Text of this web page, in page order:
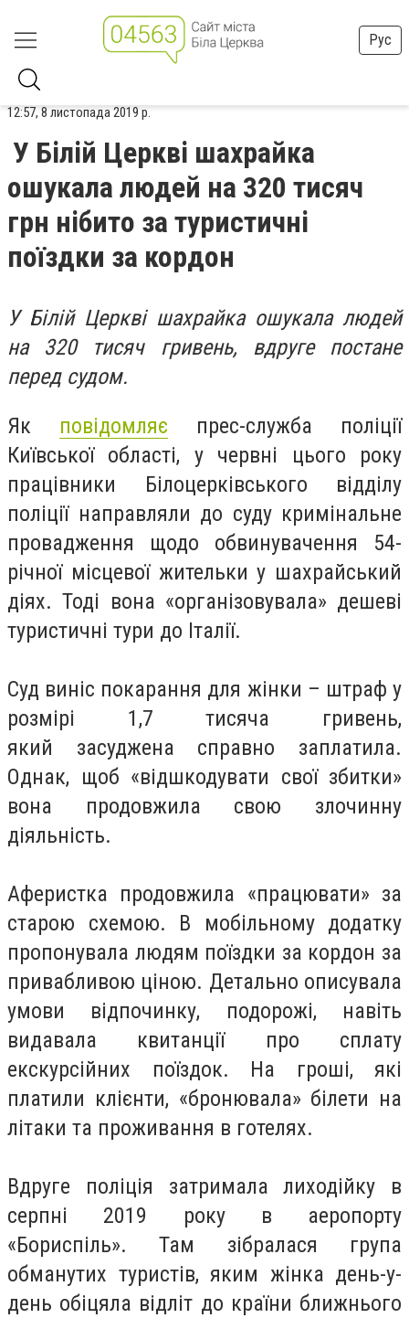
Рус
12:57, 8 листопада 2019 р.
У Білій Церкві шахрайка
ошукала людей на 320 тисяч
грн нібито за туристичні
поїздки за кордон
У Білій Церкві шахрайка ошукала людей
на 320 тисяч гривень, вдруге постане
перед судом.
Як повідомляє прес-служба поліції
Київської області, у червні цього року
працівники Білоцерківського відділу
поліції направляли до суду кримінальне
провадження щодо обвинувачення 54-
річної місцевої жительки у шахрайський
діях. Тоді вона «організовувала» дешеві
туристичні тури до Італії.
Суд виніс покарання для жінки – штраф у
розмірі 1,7 тисяча гривень,
який засуджена справно заплатила.
Однак, щоб «відшкодувати свої збитки»
вона продовжила свою злочинну
діяльність.
Аферистка продовжила «працювати» за
старою схемою. В мобільному додатку
пропонувала людям поїздки за кордон за
привабливою ціною. Детально описувала
умови відпочинку, подорожі, навіть
видавала квитанції про сплату
екскурсійних поїздок. На гроші, які
платили клієнти, «бронювала» білети на
літаки та проживання в готелях.
Вдруге поліція затримала лиходійку в
серпні 2019 року в аеропорту
«Бориспіль». Там зібралася група
обманутих туристів, яким жінка день-у-
день обіцяла відліт до країни ближнього